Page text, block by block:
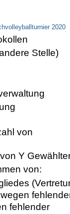
2020
Stelle)
von
Y
von:
fehlender